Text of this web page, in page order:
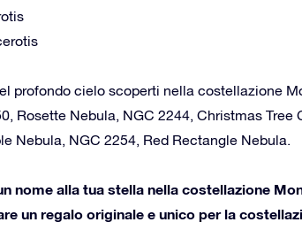
profondo cielo scoperti nella costellazione
Rosette Nebula, NGC 2244, Christmas Tree
Nebula, NGC 2254, Red Rectangle Nebula.
nome alla tua stella nella costellazione
un regalo originale e unico per la